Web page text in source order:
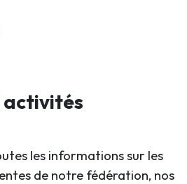
les informations sur les
de notre fédération, nos